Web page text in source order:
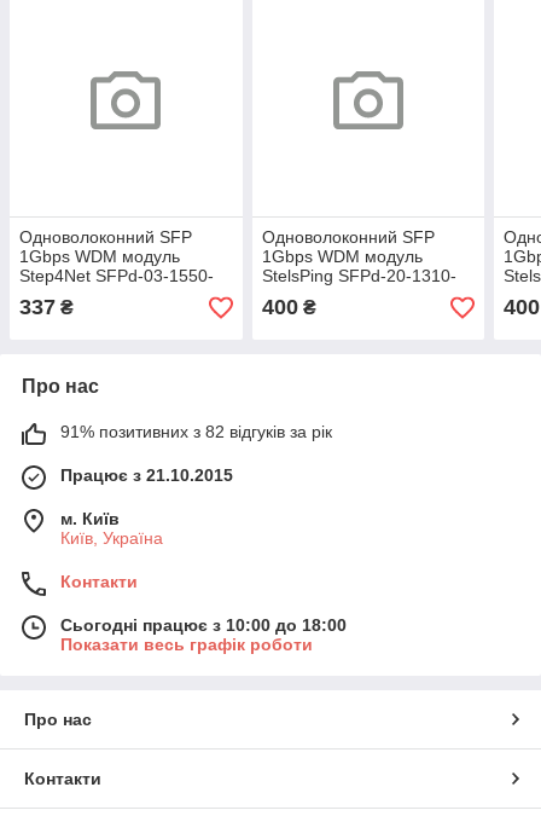
Одноволоконний SFP
1Gbps WDM модуль
Step4Net SFPd-03-1550-
337 ₴
Одноволоконний SFP
1Gbps WDM модуль
StelsPing SFPd-20-1310-
400₴ 400
Про нас
91% позитивних з 82 відгуків за рік
Працює з 21.10.2015
м. Київ
Київ, Україна
Контакти
Сьогодні працює з 10:00 до 18:00
Показати весь графік роботи
Про нас
Контакти